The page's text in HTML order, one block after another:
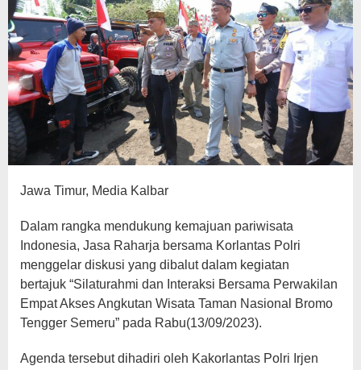
Jawa Timur, Media Kalbar
Dalam rangka mendukung kemajuan pariwisata
Indonesia, Jasa Raharja bersama Korlantas Polri
menggelar diskusi yang dibalut dalam kegiatan
bertajuk “Silaturahmi dan Interaksi Bersama Perwakilan
Empat Akses Angkutan Wisata Taman Nasional Bromo
Tengger Semeru” pada Rabu(13/09/2023).
Agenda tersebut dihadiri oleh Kakorlantas Polri Irjen